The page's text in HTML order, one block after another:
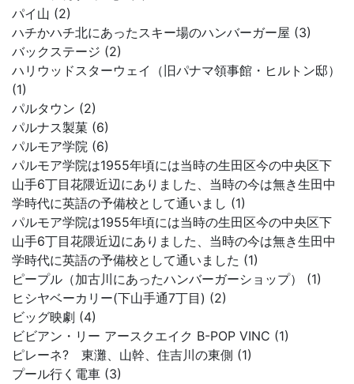
パイ山 (2)
ハチかハチ北にあったスキー場のハンバーガー屋 (3)
バックステージ (2)
ハリウッドスターウェイ（旧パナマ領事館・ヒルトン邸）
(1)
パルタウン (2)
パルナス製菓 (6)
パルモア学院 (6)
パルモア学院は1955年頃には当時の生田区今の中央区下
山手6丁目花隈近辺にありました、当時の今は無き生田中
学時代に英語の予備校として通いまし (1)
パルモア学院は1955年頃には当時の生田区今の中央区下
山手6丁目花隈近辺にありました、当時の今は無き生田中
学時代に英語の予備校として通いました (1)
ピープル（加古川にあったハンバーガーショップ） (1)
ヒシヤベーカリー(下山手通7丁目) (2)
ビッグ映劇 (4)
ビビアン・リー アースクエイク B-POP VINC (1)
ピレーネ? 東灘、山幹、住吉川の東側 (1)
プール行く電車 (3)